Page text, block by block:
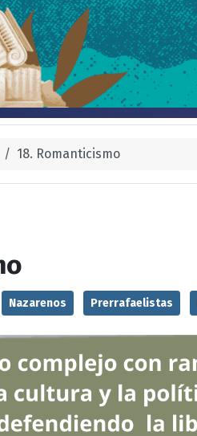
18. Romanticismo
Nazarenos Prerrafaelistas